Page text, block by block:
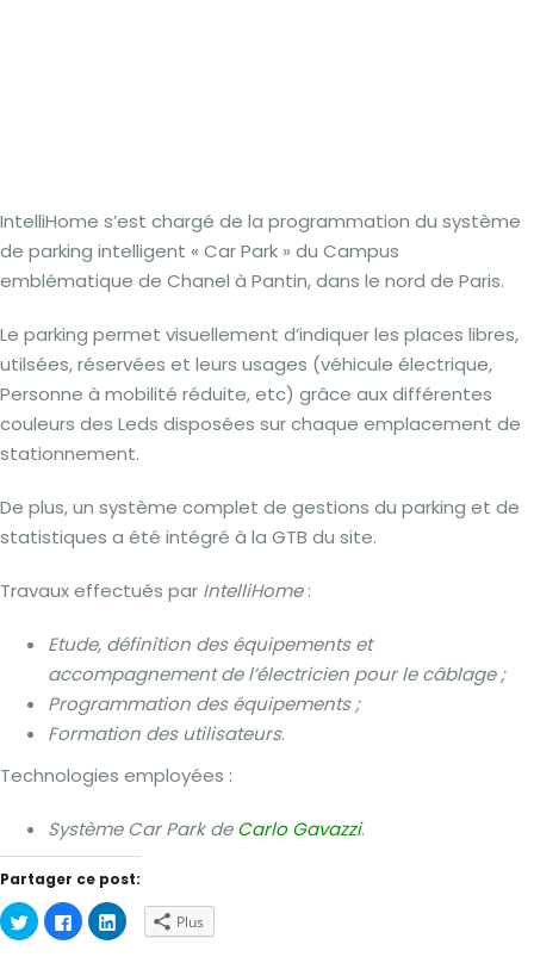
IntelliHome s’est chargé de la programmation du système
de parking intelligent « Car Park » du Campus
emblématique de Chanel à Pantin, dans le nord de Paris.
Le parking permet visuellement d’indiquer les places libres,
utilsées, réservées et leurs usages (véhicule électrique,
Personne à mobilité réduite, etc) grâce aux différentes
couleurs des Leds disposées sur chaque emplacement de
stationnement.
De plus, un système complet de gestions du parking et de
statistiques a été intégré à la GTB du site.
Travaux effectués par IntelliHome:
Etude, définition des équipements et
accompagnement de l’électricien pour le câblage ;
Programmation des équipements ;
Formation des utilisateurs.
Technologies employées :
Système Car Park deCarlo Gavazzi.
Partager ce post:
Cliquez
pour
partager
Cliquez
pour
partager
Cliquez
pour Plus